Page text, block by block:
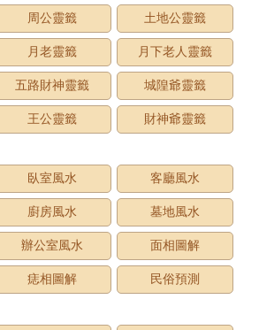
周公靈籤 土地公靈籤
月老靈籤 月下老人靈籤
五路財神靈籤 城隍爺靈籤
王公靈籤 財神爺靈籤
臥室風水 客廳風水
廚房風水 墓地風水
辦公室風水 面相圖解
痣相圖解 民俗預測